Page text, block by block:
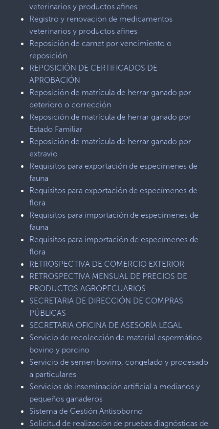
veterinarios y productos afines
Registro y renovación de medicamentos
veterinarios y productos afines
Reposición de carnet por vencimiento o
reposición
REPOSICIÓN DE CERTIFICADOS DE
APROBACIÓN
Reposición de matrícula de herrar ganado por
deterioro o corrección
Reposición de matrícula de herrar ganado por
Estado Familiar
Reposición de matrícula de herrar ganado por
extravío
Requisitos para exportación de especímenes de
fauna
Requisitos para exportación de especímenes de
flora
Requisitos para importación de especímenes de
fauna
Requisitos para importación de especímenes de
flora
RETROSPECTIVA DE COMERCIO EXTERIOR
RETROSPECTIVA MENSUAL DE PRECIOS DE
PRODUCTOS AGROPECUARIOS
SECRETARIA DE DIRECCIÓN DE COMPRAS
PÚBLICAS
SECRETARIA OFICINA DE ASESORÍA LEGAL
Servicio de recolección de material espermático
bovino y porcino
Servicio de semen bovino, congelado y procesado
a particulares
Servicios de inseminación artificial a medianos y
pequeños ganaderos
Sistema de Gestión Antisoborno
Solicitud de realización de pruebas diagnósticas de